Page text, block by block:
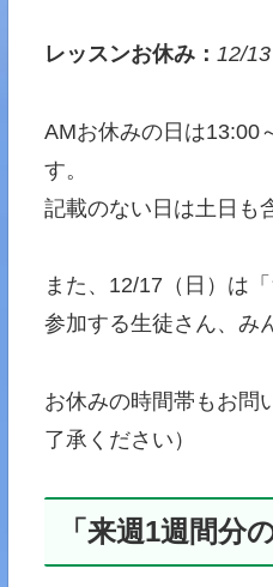
レッスンお休み： 12/
AMお休みの日は13:00
す。
記載のない日は土日も
また、12/17（日）は
参加する生徒さん、み
お休みの時間帯もお問
了承ください）
「来週1週間分